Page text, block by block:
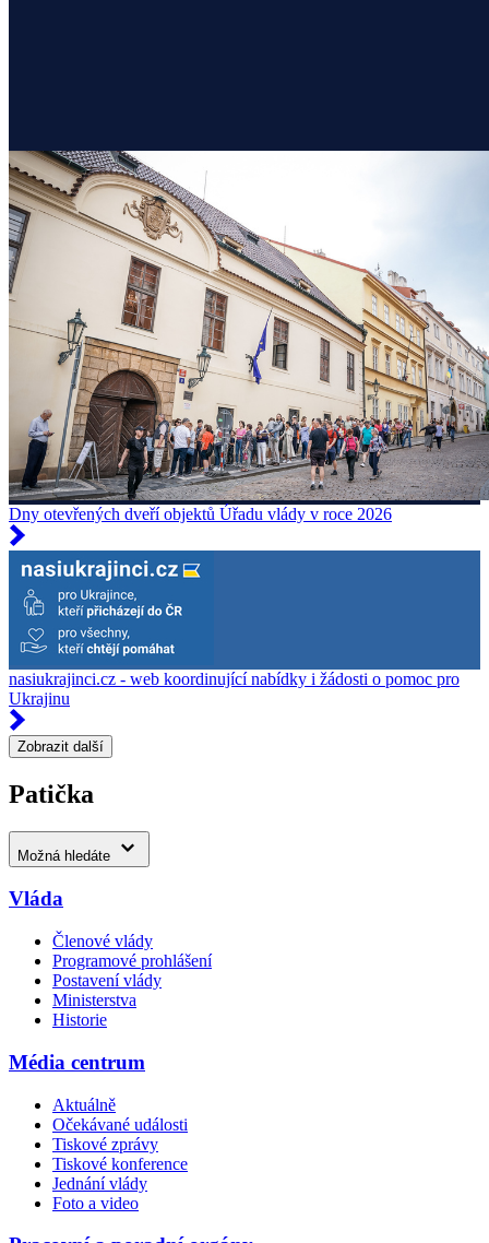
Dny otevřených dveří objektů Úřadu vlády v roce 2026
nasiukrajinci.cz - web koordinující nabídky i žádosti o pomoc pro
Ukrajinu
Zobrazit další
Patička
Možná hledáte
Vláda
Členové vlády
Programové prohlášení
Postavení vlády
Ministerstva
Historie
Média centrum
Aktuálně
Očekávané události
Tiskové zprávy
Tiskové konference
Jednání vlády
Foto a video